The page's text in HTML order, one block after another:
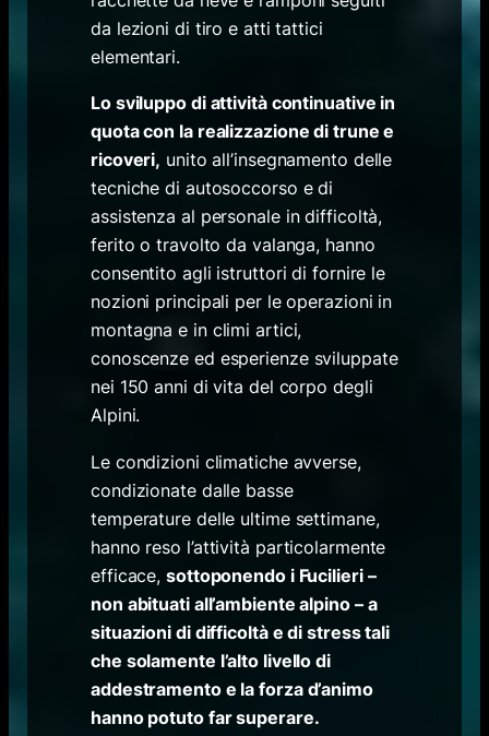
da lezioni di tiro e atti tattici
elementari.
Lo sviluppo di attività continuative in
quota con la realizzazione di trune e
ricoveri, unito all’insegnamento delle
tecniche di autosoccorso e di
assistenza al personale in difficoltà,
ferito o travolto da valanga, hanno
consentito agli istruttori di fornire le
nozioni principali per le operazioni in
montagna e in climi artici,
conoscenze ed esperienze sviluppate
nei 150 anni di vita del corpo degli
Alpini.
Le condizioni climatiche avverse,
condizionate dalle basse
temperature delle ultime settimane,
hanno reso l’attività particolarmente
efficace,sottoponendo i Fucilieri –
non abituati all’ambiente alpino – a
situazioni di difficoltà e di stress tali
che solamente l’alto livello di
addestramento e la forza d’animo
hanno potuto far superare.